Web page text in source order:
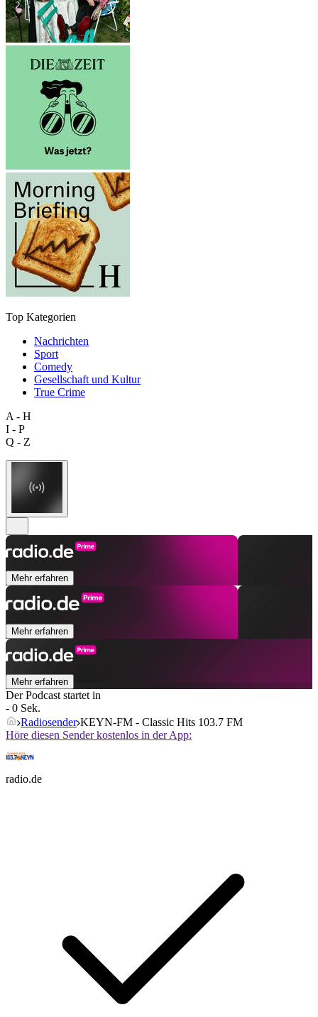
Top Kategorien
Nachrichten
Sport
Comedy
Gesellschaft und Kultur
True Crime
A - H
I - P
Q - Z
Mehr erfahren
Mehr erfahren
Mehr erfahren
Der Podcast startet in
- 0 Sek.
Radiosender KEYN-FM - Classic Hits 103.7 FM
Höre diesen Sender kostenlos in der App:
radio.de